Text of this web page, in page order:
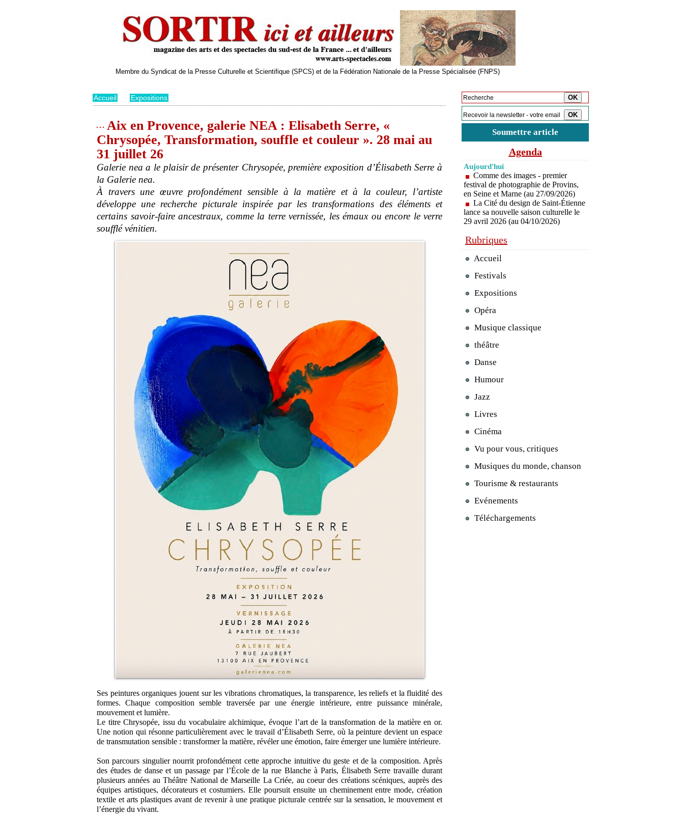
Membre du Syndicat de la Presse Culturelle et Scientifique (SPCS) et de la Fédération Nationale de la Presse Spécialisée (FNPS)
Accueil Expositions
Aix en Provence, galerie NEA : Elisabeth Serre, «
Chrysopée, Transformation, souffle et couleur ». 28 mai au
31 juillet 26
Galerie nea a le plaisir de présenter Chrysopée, première exposition d’Élisabeth Serre à
la Galerie nea.
À travers une œuvre profondément sensible à la matière et à la couleur, l’artiste
développe une recherche picturale inspirée par les transformations des éléments et
certains savoir-faire ancestraux, comme la terre vernissée, les émaux ou encore le verre
soufflé vénitien.
Ses peintures organiques jouent sur les vibrations chromatiques, la transparence, les reliefs et la fluidité des
formes. Chaque composition semble traversée par une énergie intérieure, entre puissance minérale,
mouvement et lumière.
Le titre Chrysopée, issu du vocabulaire alchimique, évoque l’art de la transformation de la matière en or.
Une notion qui résonne particulièrement avec le travail d’Élisabeth Serre, où la peinture devient un espace
de transmutation sensible : transformer la matière, révéler une émotion, faire émerger une lumière intérieure.
Son parcours singulier nourrit profondément cette approche intuitive du geste et de la composition. Après
des études de danse et un passage par l’École de la rue Blanche à Paris, Élisabeth Serre travaille durant
plusieurs années au Théâtre National de Marseille La Criée, au coeur des créations scéniques, auprès des
équipes artistiques, décorateurs et costumiers. Elle poursuit ensuite un cheminement entre mode, création
textile et arts plastiques avant de revenir à une pratique picturale centrée sur la sensation, le mouvement et
l’énergie du vivant.
Soumettre article
Agenda
Aujourd'hui
Comme des images - premier
festival de photographie de Provins,
en Seine et Marne (au 27/09/2026)
La Cité du design de Saint-Étienne
lance sa nouvelle saison culturelle le
29 avril 2026 (au 04/10/2026)
Rubriques
Accueil
Festivals
Expositions
Opéra
Musique classique
théâtre
Danse
Humour
Jazz
Livres
Cinéma
Vu pour vous, critiques
Musiques du monde, chanson
Tourisme & restaurants
Evénements
Téléchargements